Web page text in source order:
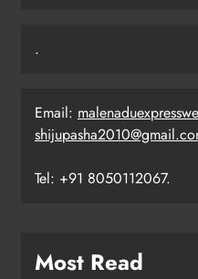
.
Email:
Tel: +91 8050112067.
Most Read